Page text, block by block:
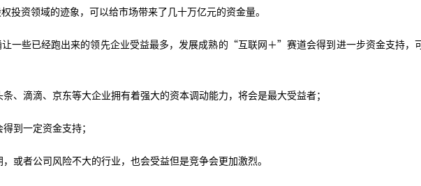
投资领域的迹象，可以给市场带来了几十万亿元的资金量。
一些已经跑出来的领先企业受益最多，发展成熟的“互联网＋”赛道会得到进一步资金支持，
、滴滴、京东等大企业拥有着强大的资本调动能力，将会是最大受益者；
到一定资金支持；
或者公司风险不大的行业，也会受益但是竞争会更加激烈。